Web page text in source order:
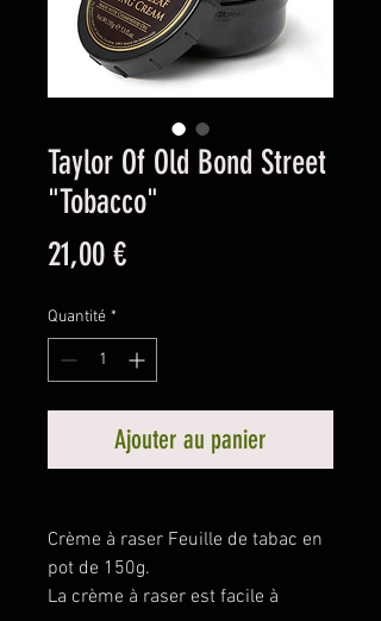
Taylor Of Old Bond Street
"Tobacco"
21,00 €Prix
Quantité *
Ajouter au panier
Crème à raser Feuille de tabac en
pot de 150g.
La crème à raser est facile à